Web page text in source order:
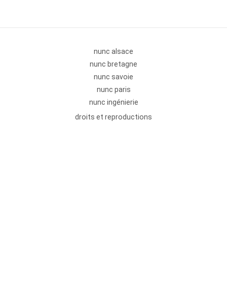
nunc alsace
nunc bretagne
nunc savoie
nunc paris
nunc ingénierie
droits et reproductions